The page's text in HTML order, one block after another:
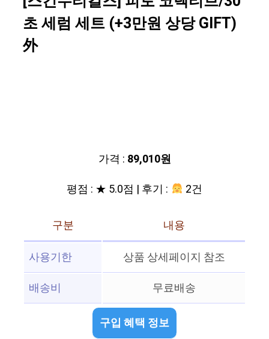
초 세럼 세트 (+3만원 상당 GIFT)
外
가격 : 89,010원
평점 : ★ 5.0점 | 후기 :
2건
구분
내용
사용기한
상품 상세페이지 참조
배송비
무료배송
구입 혜택 정보